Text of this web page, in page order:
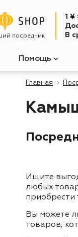
посредник
1 ¥
В
Помощь
Главная
Ищите
любых
приобрести
Вы можете
товаров,